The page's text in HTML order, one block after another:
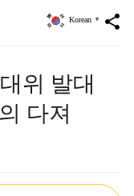
share
Korean ▼
위 발대
다져